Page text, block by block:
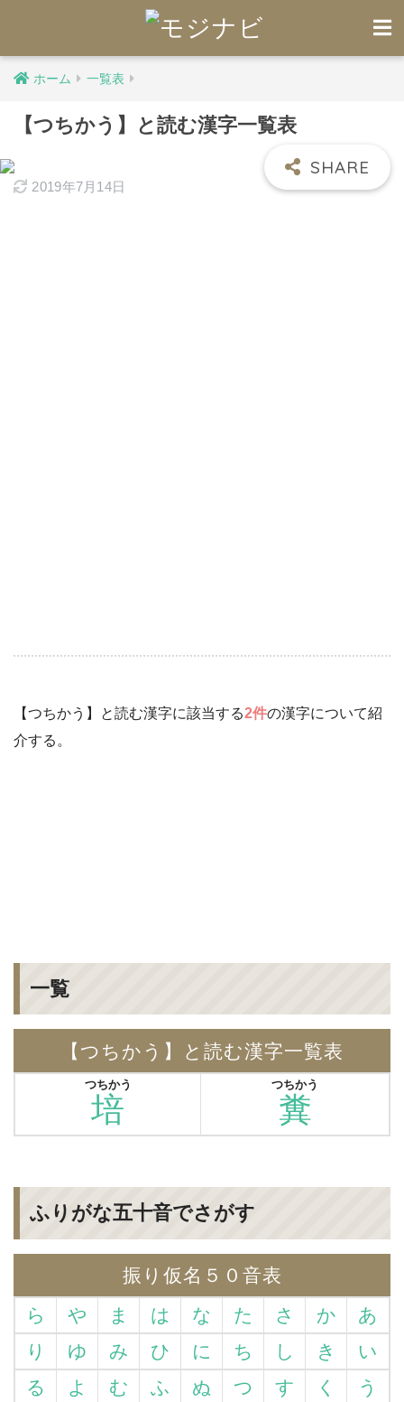
ホーム 一覧表
【つちかう】と読む漢字一覧表
2019年7月14日
【つちかう】と読む漢字に該当する2件の漢字について紹
介する。
一覧
【つちかう】と読む漢字一覧表
培
つちかう
糞
つちかう
ふりがな五十音でさがす
振り仮名５０音表
ら
や ま は な た さ か
あ
り
ゆ み ひ に ち し き
い
る
よ む ふ ぬ つ す く
う